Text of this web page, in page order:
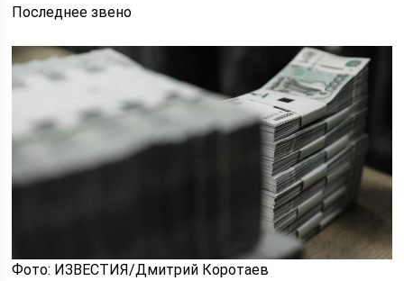
Последнее звено
Фото: ИЗВЕСТИЯ/Дмитрий Коротаев